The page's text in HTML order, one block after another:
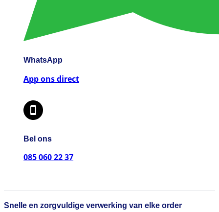
WhatsApp
App ons direct
Bel ons
085 060 22 37
Snelle en zorgvuldige verwerking van elke order